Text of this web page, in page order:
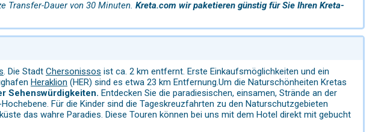
Transfer-Dauer von 30 Minuten. Kreta.com wir paketieren günstig für Sie Ihren Kreta-
. Die Stadt Chersonissos ist ca. 2 km entfernt. Erste Einkaufsmöglichkeiten und ein
Heraklion (HER) sind es etwa 23 km Entfernung.Um die Naturschönheiten Kretas
Sehenswürdigkeiten. Entdecken Sie die paradiesischen, einsamen, Strände an der
Für die Kinder sind die Tageskreuzfahrten zu den Naturschutzgebieten
das wahre Paradies. Diese Touren können bei uns mit dem Hotel direkt mit gebucht